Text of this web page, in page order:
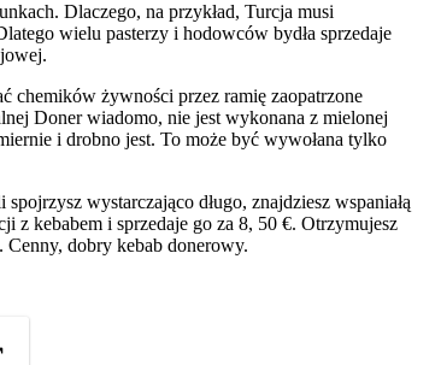
Dlaczego, na przykład, Turcja musi
wielu pasterzy i hodowców bydła sprzedaje
chemików żywności przez ramię zaopatrzone
Doner wiadomo, nie jest wykonana z mielonej
i drobno jest. To może być wywołana tylko
wystarczająco długo, znajdziesz wspaniałą
z kebabem i sprzedaje go za 8, 50 €. Otrzymujesz
dobry kebab donerowy.